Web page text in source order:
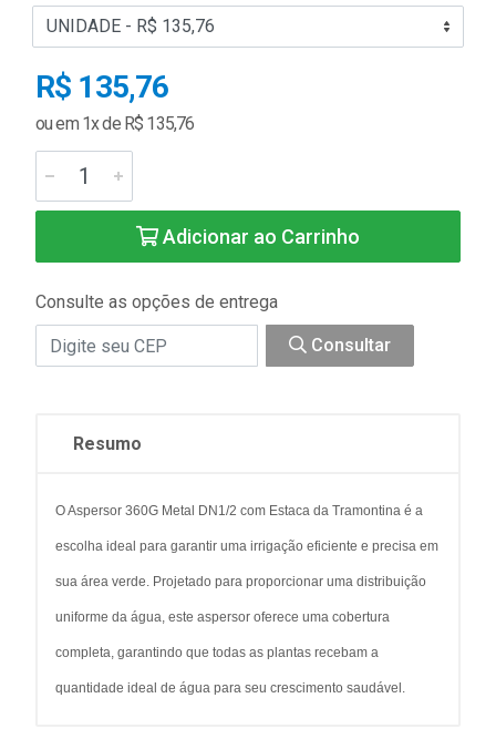
R$ 135,76
ou em 1x de R$ 135,76
Adicionar ao Carrinho
Consulte as opções de entrega
Consultar
Resumo
O Aspersor 360G Metal DN1/2 com Estaca da Tramontina é a
escolha ideal para garantir uma irrigação eficiente e precisa em
sua área verde. Projetado para proporcionar uma distribuição
uniforme da água, este aspersor oferece uma cobertura
completa, garantindo que todas as plantas recebam a
quantidade ideal de água para seu crescimento saudável.